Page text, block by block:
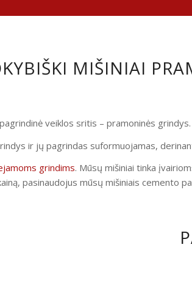
MIŠINIAI
veiklos sritis – pramoninės
ir jų pagrindas suformuojamas,
grindims. Mūsų mišiniai tinka
pasinaudojus mūsų mišiniais cemento